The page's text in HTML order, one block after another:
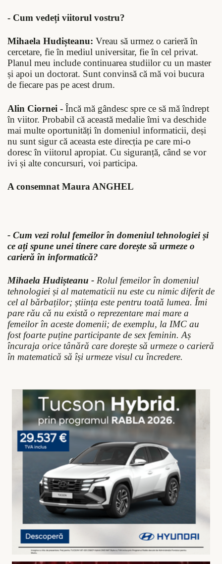
- Cum vedeți viitorul vostru?
Mihaela Hudișteanu: Vreau să urmez o carieră în
cercetare, fie în mediul universitar, fie în cel privat.
Planul meu include continuarea studiilor cu un master
și apoi un doctorat. Sunt convinsă că mă voi bucura
de fiecare pas pe acest drum.
Alin Ciornei - Încă mă gândesc spre ce să mă îndrept
în viitor. Probabil că această medalie îmi va deschide
mai multe oportunități în domeniul informaticii, deși
nu sunt sigur că aceasta este direcția pe care mi-o
doresc în viitorul apropiat. Cu siguranță, când se vor
ivi și alte concursuri, voi participa.
A consemnat Maura ANGHEL
- Cum vezi rolul femeilor în domeniul tehnologiei și
ce ați spune unei tinere care dorește să urmeze o
carieră în informatică?
Mihaela Hudișteanu - Rolul femeilor în domeniul
tehnologiei și al matematicii nu este cu nimic diferit de
cel al bărbaților; știința este pentru toată lumea. Îmi
pare rău că nu există o reprezentare mai mare a
femeilor în aceste domenii; de exemplu, la IMC au
fost foarte puține participante de sex feminin. Aș
încuraja orice tânără care dorește să urmeze o carieră
în matematică să își urmeze visul cu încredere.